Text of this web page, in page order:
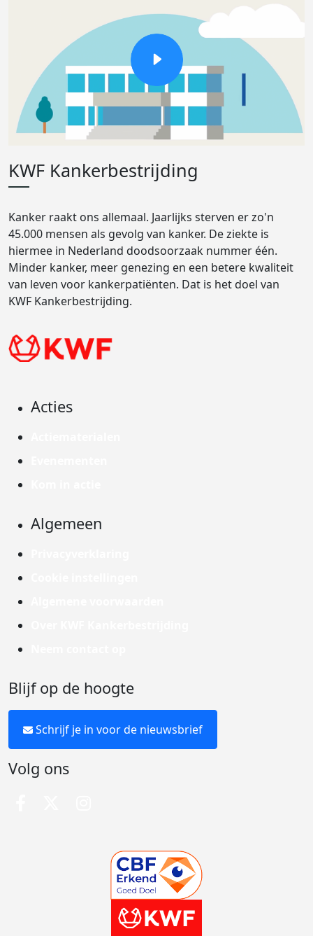
KWF Kankerbestrijding
Kanker raakt ons allemaal. Jaarlijks sterven er zo'n
45.000 mensen als gevolg van kanker. De ziekte is
hiermee in Nederland doodsoorzaak nummer één.
Minder kanker, meer genezing en een betere kwaliteit
van leven voor kankerpatiënten. Dat is het doel van
KWF Kankerbestrijding.
Acties
Algemeen
Blijf op de hoogte
Schrijf je in voor de nieuwsbrief
Volg ons